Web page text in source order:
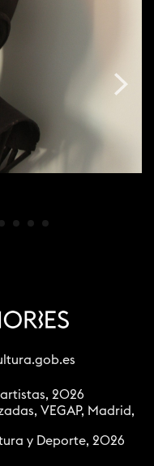
2026
VEGAP, Madrid,
y Deporte, 2026